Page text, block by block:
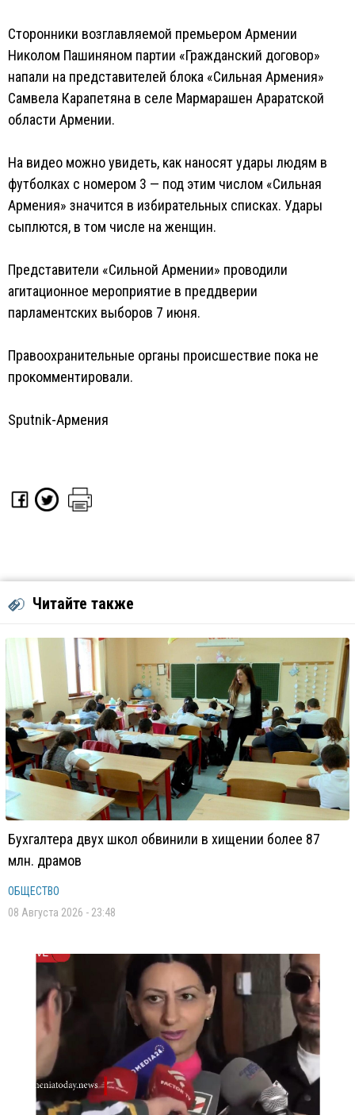
Сторонники возглавляемой премьером Армении
Николом Пашиняном партии «Гражданский договор»
напали на представителей блока «Сильная Армения»
Самвела Карапетяна в селе Мармарашен Араратской
области Армении.
На видео можно увидеть, как наносят удары людям в
футболках с номером 3 — под этим числом «Сильная
Армения» значится в избирательных списках. Удары
сыплются, в том числе на женщин.
Представители «Сильной Армении» проводили
агитационное мероприятие в преддверии
парламентских выборов 7 июня.
Правоохранительные органы происшествие пока не
прокомментировали.
Sputnik-Армения
Читайте также
Бухгалтера двух школ обвинили в хищении более 87
млн. драмов
ОБЩЕСТВО
08 Августа 2026 - 23:48